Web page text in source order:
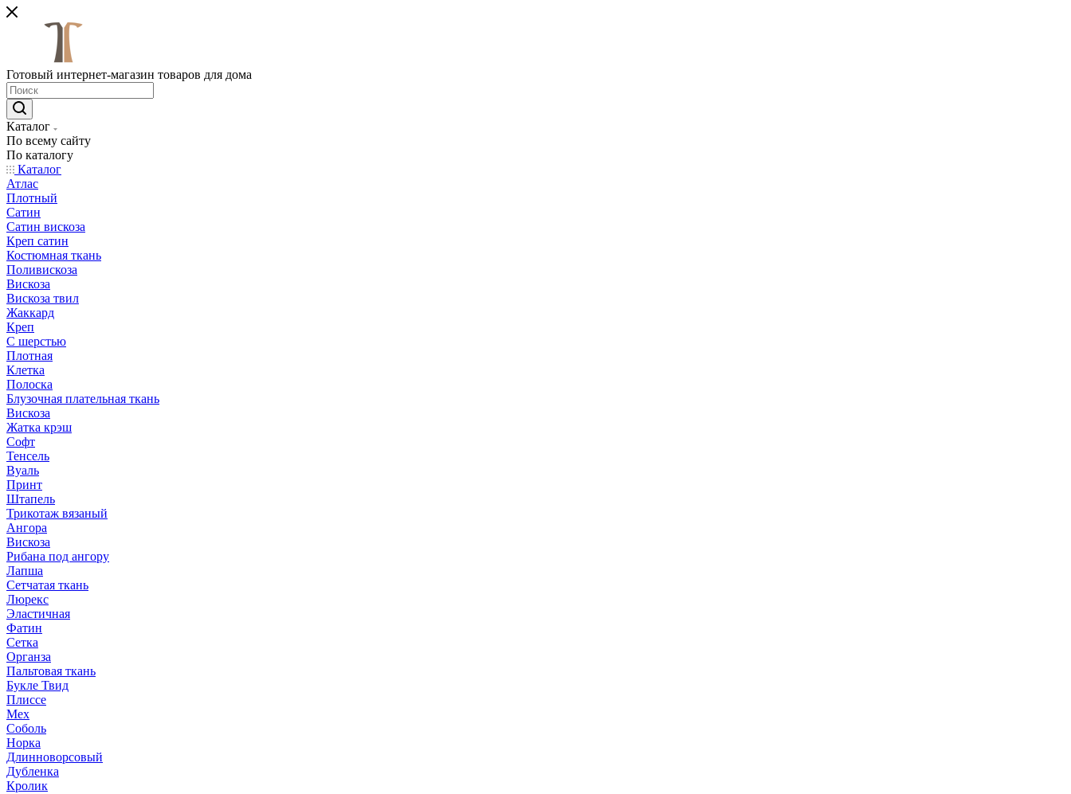
Готовый интернет-магазин товаров для дома
Каталог
По всему сайту
По каталогу
Каталог
Атлас
Плотный
Сатин
Сатин вискоза
Креп сатин
Костюмная ткань
Поливискоза
Вискоза
Вискоза твил
Жаккард
Креп
С шерстью
Плотная
Клетка
Полоска
Блузочная плательная ткань
Вискоза
Жатка крэш
Софт
Тенсель
Вуаль
Принт
Штапель
Трикотаж вязаный
Ангора
Вискоза
Рибана под ангору
Лапша
Сетчатая ткань
Люрекс
Эластичная
Фатин
Сетка
Органза
Пальтовая ткань
Букле Твид
Плиссе
Мех
Соболь
Норка
Длинноворсовый
Дубленка
Кролик